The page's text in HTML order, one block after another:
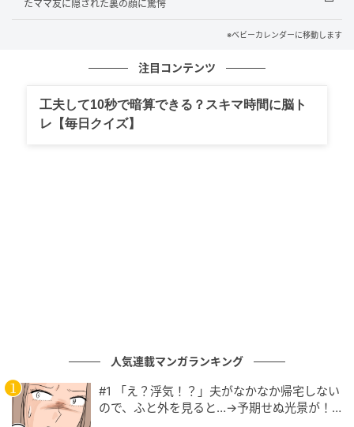
くれたママ友には本当に感謝しています。後日改めて
お礼を伝えたとき、彼女は「言いづらいことは誰かが
ました。この一言が、今でも心に残っています。
人間関係を壊したくないという気持ちから、つい我慢
してしまうことはよくあります。でも、どこかモヤモ
趣味はお笑い番組とドラマを観ること
※ベビーカレンダーが独自に実施したアンケートで集
めた読者様の体験談をもとに記事化しています（回答
たママ友に隠された裏の顔に驚愕
※ベビーカレンダーに移動します
注目コンテンツ
工夫して10秒で暗算できる？スキマ時間に脳ト
レ【毎日クイズ】
人気連載マンガランキング
#1 「え？浮気！？」夫がなかなか帰宅しない
ので、ふと外を見ると…→予期せぬ光景が！